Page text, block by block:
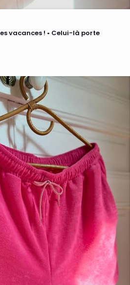
vacances ! • Celui-là porte